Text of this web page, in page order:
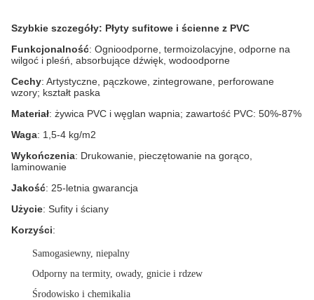
Szybkie szczegóły: Płyty sufitowe i ścienne z PVC
Funkcjonalność: Ognioodporne, termoizolacyjne, odporne na
wilgoć i pleśń, absorbujące dźwięk, wodoodporne
Cechy: Artystyczne, pączkowe, zintegrowane, perforowane
wzory; kształt paska
Materiał: żywica PVC i węglan wapnia; zawartość PVC: 50%-87%
Waga: 1,5-4 kg/m2
Wykończenia: Drukowanie, pieczętowanie na gorąco,
laminowanie
Jakość: 25-letnia gwarancja
Użycie: Sufity i ściany
Korzyści:
Samogasiewny, niepalny
Odporny na termity, owady, gnicie i rdzew
Środowisko i chemikalia